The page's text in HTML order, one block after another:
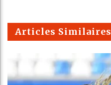
m
Articles Similaires